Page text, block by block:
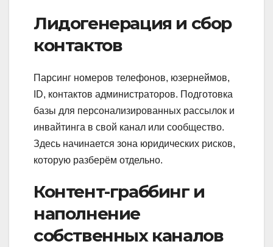
Лидогенерация и сбор
контактов
Парсинг номеров телефонов, юзернеймов,
ID, контактов администраторов. Подготовка
базы для персонализированных рассылок и
инвайтинга в свой канал или сообщество.
Здесь начинается зона юридических рисков,
которую разберём отдельно.
Контент-граббинг и
наполнение
собственных каналов